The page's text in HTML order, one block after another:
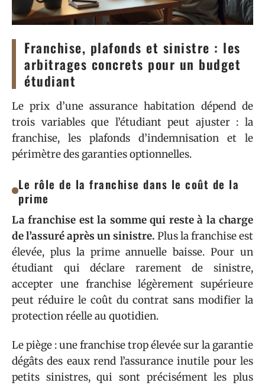
Franchise, plafonds et sinistre : les
arbitrages concrets pour un budget
étudiant
Le prix d’une assurance habitation dépend de
trois variables que l’étudiant peut ajuster : la
franchise, les plafonds d’indemnisation et le
périmètre des garanties optionnelles.
Le rôle de la franchise dans le coût de la
prime
La franchise est la somme qui reste à la charge
de l’assuré après un sinistre. Plus la franchise est
élevée, plus la prime annuelle baisse. Pour un
étudiant qui déclare rarement de sinistre,
accepter une franchise légèrement supérieure
peut réduire le coût du contrat sans modifier la
protection réelle au quotidien.
Le piège : une franchise trop élevée sur la garantie
dégâts des eaux rend l’assurance inutile pour les
petits sinistres, qui sont précisément les plus